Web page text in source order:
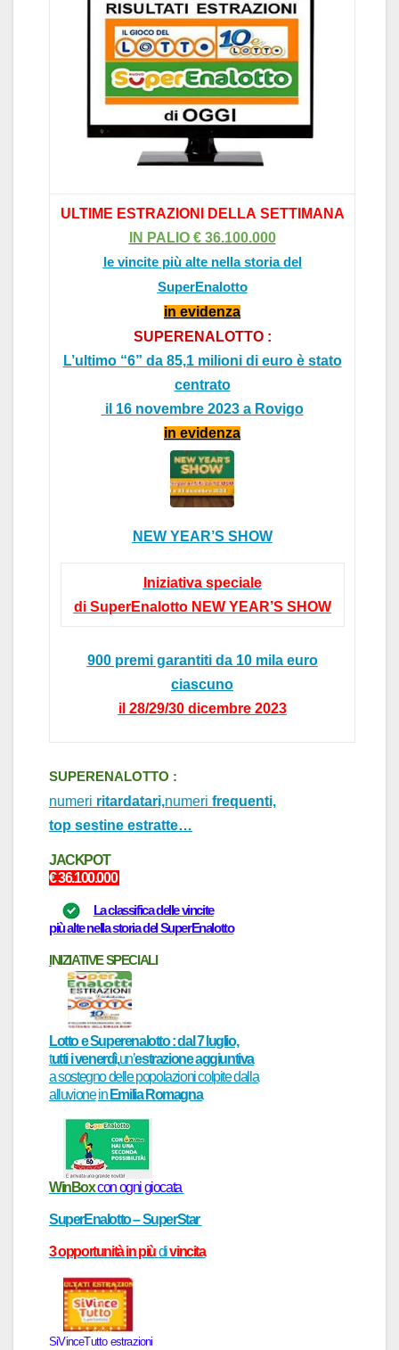
ULTIME ESTRAZIONI DELLA SETTIMANA
IN PALIO € 36.100.000
le vincite più alte nella storia del
SuperEnalotto
in evidenza
SUPERENALOTTO :
L’ultimo “6” da 85,1 milioni di euro è stato
centrato
il 16 novembre 2023 a Rovigo
in evidenza
NEW YEAR’S SHOW
Iniziativa speciale
di SuperEnalotto NEW YEAR’S SHOW
900 premi garantiti da 10 mila euro
ciascuno
il 28/29/30 dicembre 2023
SUPERENALOTTO :
numeri ritardatari,numeri frequenti,
top sestine estratte…
JACKPOT
€ 36.100.000
La classifica delle vincite
più alte nella storia del SuperEnalotto
NIZIATIVESPECIALI
Lotto e Superenalotto : dal 7 luglio,
tutti i venerdì,un’estrazione aggiuntiva
a sostegno delle popolazioni colpite dall a
alluvione inEmilia Romagna
WinBoxcon ogni giocata
SuperEnalotto – SuperStar
3 opportunità in piùdivincita
SiVinceTuttoestrazioni